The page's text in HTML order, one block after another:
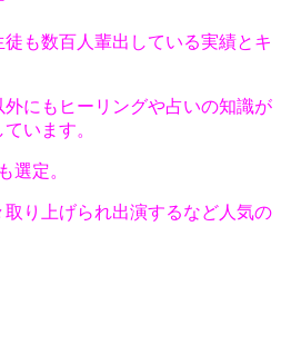
も数百人輩出している実績とキ
にもヒーリングや占いの知識が
います。
選定。
り上げられ出演するなど人気の